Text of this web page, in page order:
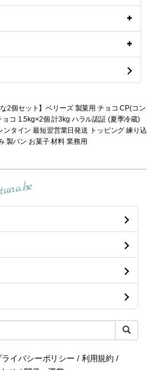
な2個セット】ベリーズ 製菓用 チョコ CP(コン
コ 1.5kg×2個 計3kg ハラル認証 (夏季冷蔵)
ンタイン 最短翌営業日発送 トッピング 練り込
製パン お菓子 材料 業務用
tuna.be
ライバシーポリシー / 利用規約 /